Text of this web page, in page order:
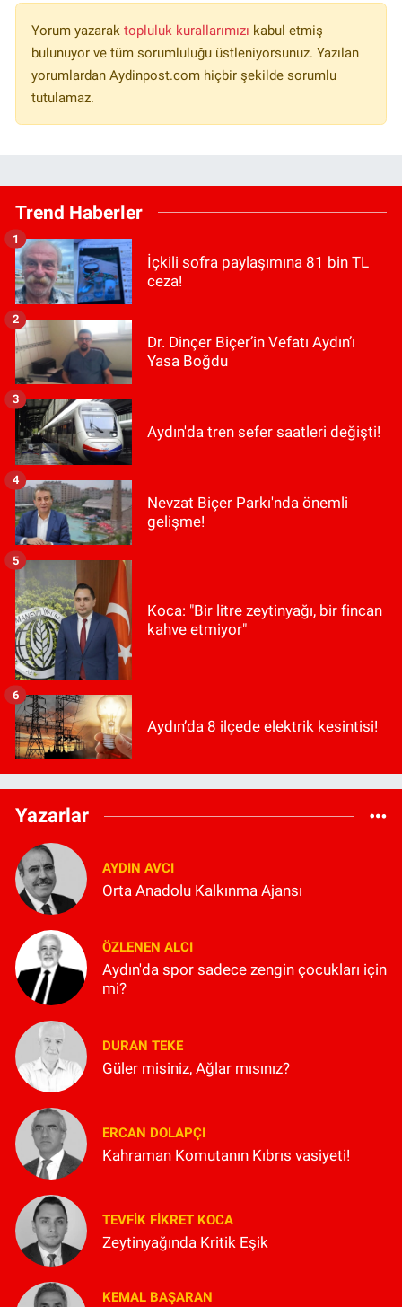
Yorum yazarak topluluk kurallarımızı kabul etmiş
bulunuyor ve tüm sorumluluğu üstleniyorsunuz. Yazılan
yorumlardan Aydinpost.com hiçbir şekilde sorumlu
tutulamaz.
Trend Haberler
İçkili sofra paylaşımına 81 bin TL
ceza!
1
Dr. Dinçer Biçer’in Vefatı Aydın’ı
Yasa Boğdu
2
Aydın'da tren sefer saatleri değişti!
3
Nevzat Biçer Parkı'nda önemli
gelişme!
4
Koca: "Bir litre zeytinyağı, bir fincan
kahve etmiyor"
5
Aydın’da 8 ilçede elektrik kesintisi!
6
Yazarlar
AYDIN AVCI
Orta Anadolu Kalkınma Ajansı
ÖZLENEN ALCI
Aydın'da spor sadece zengin çocukları için
mi?
DURAN TEKE
Güler misiniz, Ağlar mısınız?
ERCAN DOLAPÇI
Kahraman Komutanın Kıbrıs vasiyeti!
TEVFIK FIKRET KOCA
Zeytinyağında Kritik Eşik
KEMAL BAŞARAN